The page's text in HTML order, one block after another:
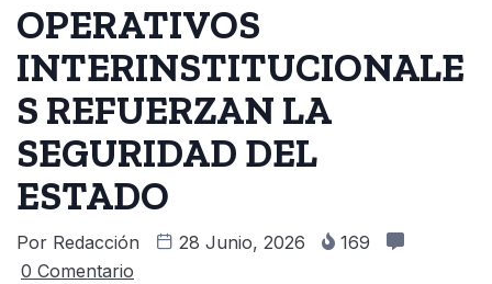
OPERATIVOS
INTERINSTITUCIONALE
S REFUERZAN LA
SEGURIDAD DEL
ESTADO
Por Redacción 28 Junio, 2026
169
0 Comentario